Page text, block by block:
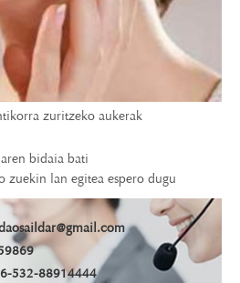
zuritzeko aukerak
bidaia bati
zuekin lan egitea espero dugu
532-88914444